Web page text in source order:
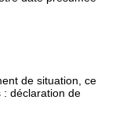
de situation, ce
: déclaration de